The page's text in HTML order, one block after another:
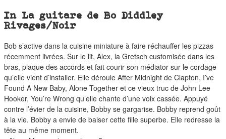
In La guitare de Bo Diddley
Rivages/Noir
Bob s’active dans la cuisine miniature à faire réchauffer les pizzas
récemment livrées. Sur le lit, Alex, la Gretsch customisée dans les
bras, plaque des accords et fait courir son médiator sur le cordage
qu’elle vient d’installer. Elle déroule After Midnight de Clapton, I’ve
Found A New Baby, Alone Together et ce vieux truc de John Lee
Hooker, You’re Wrong qu’elle chante d’une voix cassée. Appuyé
contre l’évier de la cuisine, Bobby se gargarise. Bobby reprend goût
à la vie. Bobby a envie de baiser cette fille superbe. Elle redresse la
tête au même moment.